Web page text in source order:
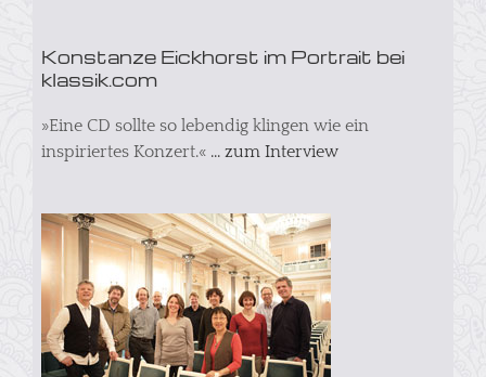
Konstanze Eickhorst im Portrait bei
klassik.com
»Eine CD sollte so lebendig klingen wie ein
inspiriertes Konzert.« ... zum Interview